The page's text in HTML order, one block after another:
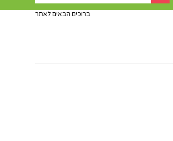
ברוכים הבאים לאתר דיירקט